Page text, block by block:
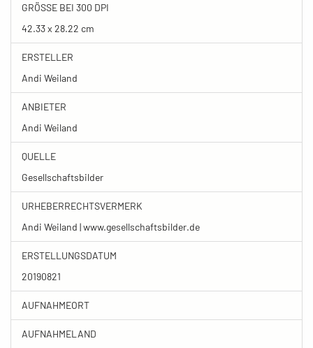
GRÖSSE BEI 300 DPI
42.33 x 28.22 cm
ERSTELLER
Andi Weiland
ANBIETER
Andi Weiland
QUELLE
Gesellschaftsbilder
URHEBERRECHTSVERMERK
Andi Weiland | www.gesellschaftsbilder.de
ERSTELLUNGSDATUM
20190821
AUFNAHMEORT
AUFNAHMELAND